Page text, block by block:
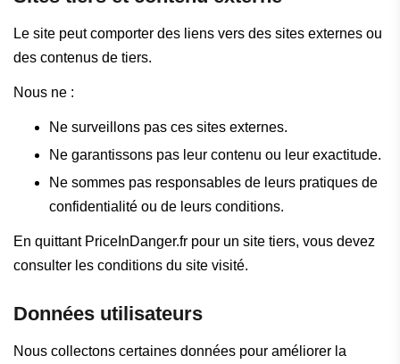
Le site peut comporter des liens vers des sites externes ou
des contenus de tiers.
Nous ne :
Ne surveillons pas ces sites externes.
Ne garantissons pas leur contenu ou leur exactitude.
Ne sommes pas responsables de leurs pratiques de
confidentialité ou de leurs conditions.
En quittant PriceInDanger.fr pour un site tiers, vous devez
consulter les conditions du site visité.
Données utilisateurs
Nous collectons certaines données pour améliorer la